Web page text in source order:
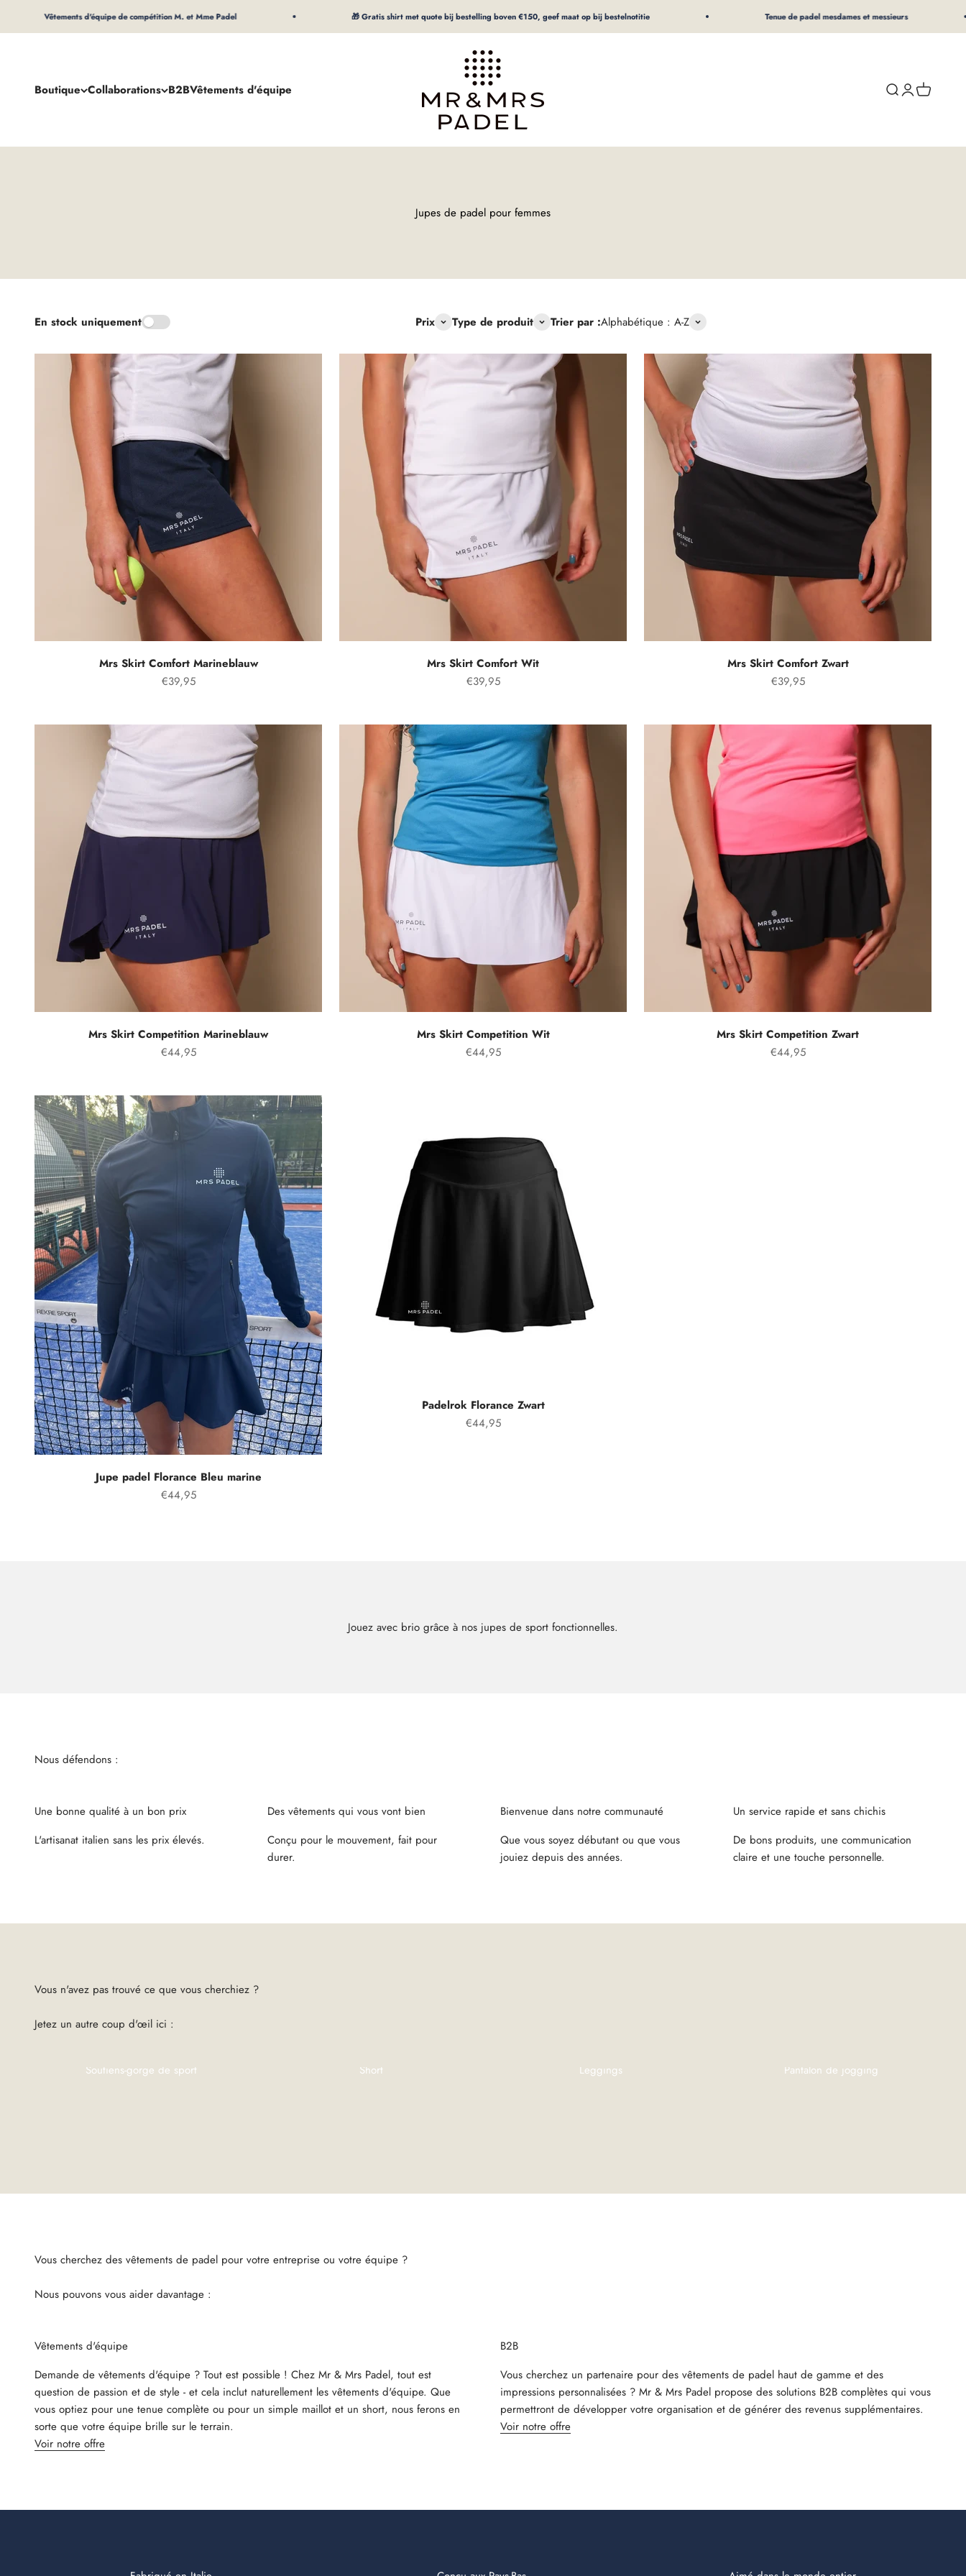
Vêtements d'équipe de compétition M. et Mme Padel 🎁 Gratis shirt met quote bij bestelling boven €150, geef maat op bij bestelnotitie Tenue de padel mesdames et messieurs
Boutique Collaborations B2BVêtements d'équipe
mrpadel.com
Recherche
Connexion
Panier
Jupes de padel pour femmes
En stock uniquement Prix Type de produit Trier par :Alphabétique : A-Z
Mrs Skirt Comfort Marineblauw
Prix spécial
€39,95
Mrs Skirt Comfort Wit
Prix spécial
€39,95
Mrs Skirt Comfort Zwart
Prix spécial
€39,95
Mrs Skirt Competition Marineblauw
Prix spécial
€44,95
Mrs Skirt Competition Wit
Prix spécial
€44,95
Mrs Skirt Competition Zwart
Prix spécial
€44,95
Jupe padel Florance Bleu marine
Prix spécial
€44,95
Padelrok Florance Zwart
Prix spécial
€44,95
Jouez avec brio grâce à nos jupes de sport fonctionnelles.
Une bonne qualité à un bon prix
L'artisanat italien sans les prix élevés.
Des vêtements qui vous vont bien
Conçu pour le mouvement, fait pour
durer.
Bienvenue dans notre communauté
Que vous soyez débutant ou que vous
jouiez depuis des années.
Un service rapide et sans chichis
De bons produits, une communication
claire et une touche personnelle.
Jetez un autre coup d'œil ici :
Soutiens-gorge de sport Short Leggings Pantalon de jogging
Vous cherchez des vêtements de padel pour votre entreprise ou votre équipe ?
Nous pouvons vous aider davantage :
Vêtements d'équipe
Demande de vêtements d'équipe ? Tout est possible ! Chez Mr & Mrs Padel, tout est
question de passion et de style - et cela inclut naturellement les vêtements d'équipe. Que
vous optiez pour une tenue complète ou pour un simple maillot et un short, nous ferons en
sorte que votre équipe brille sur le terrain.
Voir notre offre
B2B
Vous cherchez un partenaire pour des vêtements de padel haut de gamme et des
impressions personnalisées ? Mr & Mrs Padel propose des solutions B2B complètes qui vous
permettront de développer votre organisation et de générer des revenus supplémentaires.
Voir notre offre